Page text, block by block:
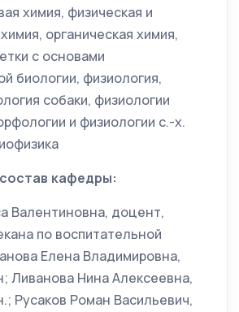
химия, физическая и
органическая химия,
с основами
биологии, физиология,
собаки, физиологии
и физиологии с.-х.
кафедры:
Валентиновна, доцент,
по воспитательной
Елена Владимировна,
Ливанова Нина Алексеевна,
Русаков Роман Васильевич,